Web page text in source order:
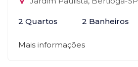
2 Quartos 2 Banheiros
Mais informações